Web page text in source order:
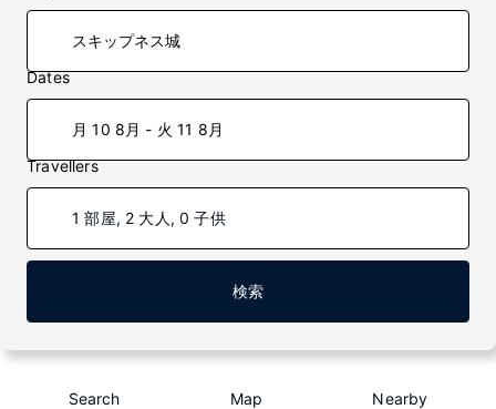
Dates
月 10 8月 - 火 11 8月
Travellers
1 部屋, 2 大人, 0 子供
検索
Search Map Nearby